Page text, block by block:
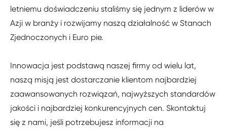
letniemu doświadczeniu staliśmy się jednym z liderów w
Azji w branży i rozwijamy naszą działalność w Stanach
Zjednoczonych i Euro pie.
Innowacja jest podstawą naszej firmy od wielu lat,
naszą misją jest dostarczanie klientom najbardziej
zaawansowanych rozwiązań, najwyższych standardów
jakości i najbardziej konkurencyjnych cen. Skontaktuj
się z nami, jeśli potrzebujesz informacji na